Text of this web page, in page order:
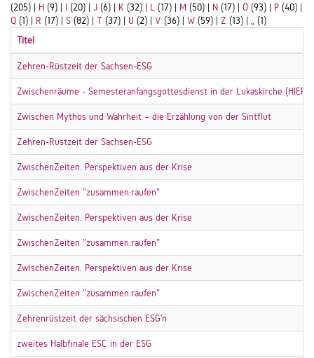
(205)
H (9) (20) J (6) K (32) L (17) M (50) N (17) Ö (93) P (40)
Q (1) R (17) S (82) T (37) U (2) V (36) W (59) Z (13) „ (1)
Titel
Zehren-Rüstzeit der Sachsen-ESG
Zwischenräume - Semesteranfangsgottesdienst in der Lukaskirche (HIER:
Zwischen Mythos und Wahrheit – die Erzählung von der Sintflut
Zehren-Rüstzeit der Sachsen-ESG
ZwischenZeiten. Perspektiven aus der Krise
ZwischenZeiten "zusammen:raufen"
ZwischenZeiten. Perspektiven aus der Krise
ZwischenZeiten "zusammen:raufen"
ZwischenZeiten. Perspektiven aus der Krise
ZwischenZeiten "zusammen:raufen"
Zehrenrüstzeit der sächsischen ESG'n
zweites Halbfinale ESC in der ESG